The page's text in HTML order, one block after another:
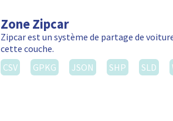
Zone Zipcar
Zipcar est un système de partage de
cette couche.
CSV
GPKG JSON SHP SLD